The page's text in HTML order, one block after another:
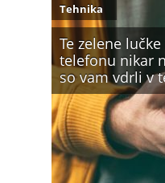
Te zelene
telefonu nikar
so vam vdrli v
Tehnika